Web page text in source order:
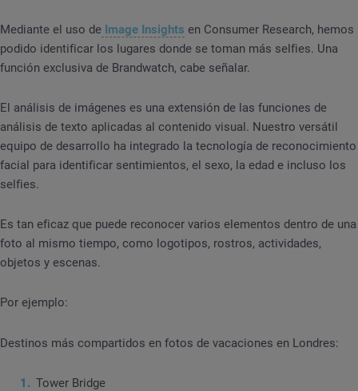
Mediante el uso de Image Insights en Consumer Research, hemos
podido identificar los lugares donde se toman más selfies. Una
función exclusiva de Brandwatch, cabe señalar.
El análisis de imágenes es una extensión de las funciones de
análisis de texto aplicadas al contenido visual. Nuestro versátil
equipo de desarrollo ha integrado la tecnología de reconocimiento
facial para identificar sentimientos, el sexo, la edad e incluso los
selfies.
Es tan eficaz que puede reconocer varios elementos dentro de una
foto al mismo tiempo, como logotipos, rostros, actividades,
objetos y escenas.
Por ejemplo:
Destinos más compartidos en fotos de vacaciones en Londres:
Tower Bridge